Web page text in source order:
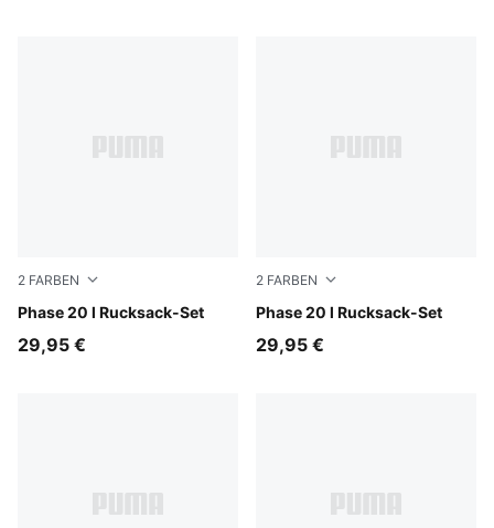
2 FARBEN
Phase 20 l Rucksack-Set
Créme De Mint-Midnight Petrol-AOP
29,95 €
2 FARBEN
Phase 20 l Rucksack-Set
Moody Gray-Smokey Gray-
29,95 €